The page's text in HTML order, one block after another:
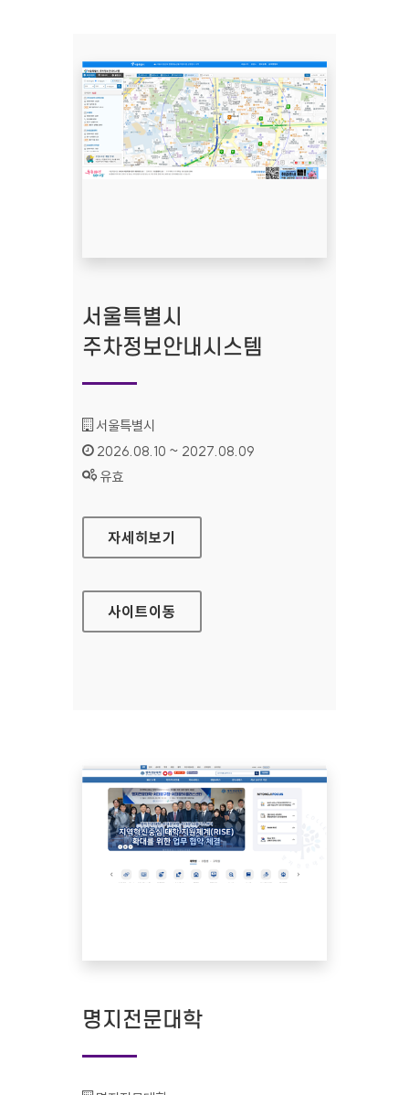
서울특별시
주차정보안내시스템
기관명 :
서울특별시
인증기간 :
2026.08.10 ~ 2027.08.09
상태 :
유효
서울특별시 주차정보안내시스템
자세히보기
사이트이동
명지전문대학